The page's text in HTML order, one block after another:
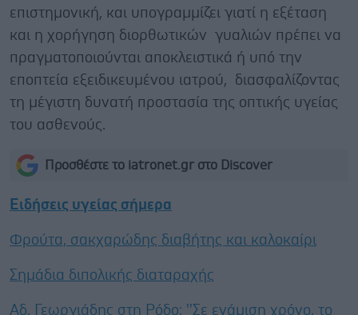
επιστημονική, και υπογραμμίζει γιατί η εξέταση
και η χορήγηση διορθωτικών γυαλιών πρέπει να
πραγματοποιούνται αποκλειστικά ή υπό την
εποπτεία εξειδικευμένου ιατρού, διασφαλίζοντας
τη μέγιστη δυνατή προστασία της οπτικής υγείας
του ασθενούς.
Προσθέστε το iatronet.gr στο Discover
Ειδήσεις υγείας σήμερα
Φρούτα, σακχαρώδης διαβήτης και καλοκαίρι
Σημάδια διπολικής διαταραχής
Αδ. Γεωργιάδης στη Ρόδο: ''Σε ενάμιση χρόνο, το